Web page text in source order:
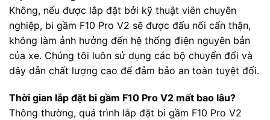
Không, nếu được lắp đặt bởi kỹ thuật viên chuyên
nghiệp, bi gầm F10 Pro V2 sẽ được đấu nối cẩn thận,
không làm ảnh hưởng đến hệ thống điện nguyên bản
của xe. Chúng tôi luôn sử dụng các bộ chuyển đổi và
dây dẫn chất lượng cao để đảm bảo an toàn tuyệt đối.
Thời gian lắp đặt bi gầm F10 Pro V2 mất bao lâu?
Thông thường, quá trình lắp đặt bi gầm F10 Pro V2